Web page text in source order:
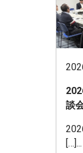
談
[…]...